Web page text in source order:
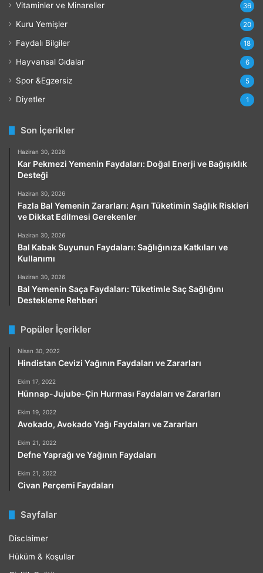
Vitaminler ve Minareller 36
Kuru Yemişler 20
Faydalı Bilgiler 18
Hayvansal Gıdalar 6
Spor &Egzersiz 5
Diyetler 1
Son İçerikler
Haziran 30, 2026
Kar Pekmezi Yemenin Faydaları: Doğal Enerji ve Bağışıklık
Desteği
Haziran 30, 2026
Fazla Bal Yemenin Zararları: Aşırı Tüketimin Sağlık Riskleri
ve Dikkat Edilmesi Gerekenler
Haziran 30, 2026
Bal Kabak Suyunun Faydaları: Sağlığınıza Katkıları ve
Kullanımı
Haziran 30, 2026
Bal Yemenin Saça Faydaları: Tüketimle Saç Sağlığını
Destekleme Rehberi
Popüler İçerikler
Nisan 30, 2022
Hindistan Cevizi Yağının Faydaları ve Zararları
Ekim 17, 2022
Hünnap-Jujube-Çin Hurması Faydaları ve Zararları
Ekim 19, 2022
Avokado, Avokado Yağı Faydaları ve Zararları
Ekim 21, 2022
Defne Yaprağı ve Yağının Faydaları
Ekim 21, 2022
Civan Perçemi Faydaları
Sayfalar
Disclaimer
Hüküm & Koşullar